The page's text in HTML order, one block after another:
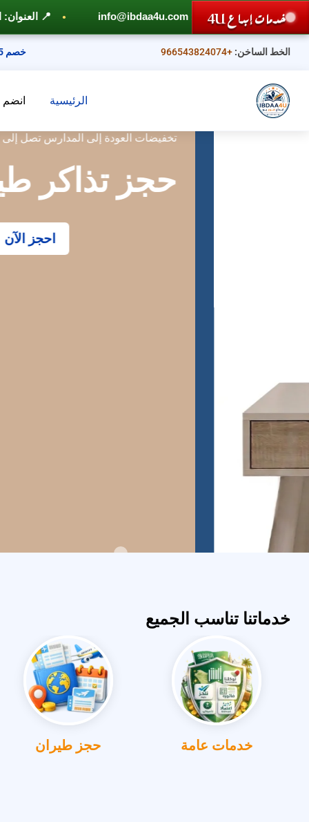
الخط الساخن: +966543824074 خصم 25%
خدمات إبداع 4U 📍 العنوان: المملكة العربية السعودية - جازان - حي الشاطئ – مخطط 6
الرئيسية انضم
تخفيضات العودة إلى المدارس تصل إلى 50%
حجز تذاكر طيران
خدماتنا تناسب الجميع
خدمات عامة حجز طيران